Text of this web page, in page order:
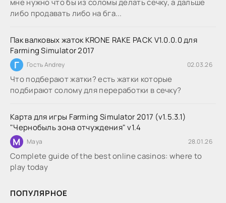
мне нужно что бы из соломы делать сечку, а дальше
либо продавать либо на бга...
Пак валковых жаток KRONE RAKE PACK V1.0.0.0 для
Farming Simulator 2017
Г Гость Andrey 02.03.26
Что подберают жатки? есть жатки которые
подбирают солому для переработки в сечку?
Карта для игры Farming Simulator 2017 (v1.5.3.1)
"Чернобыль зона отчуждения" v1.4
M Maya 28.01.26
Complete guide of the best online casinos: where to
play today
ПОПУЛЯРНОЕ